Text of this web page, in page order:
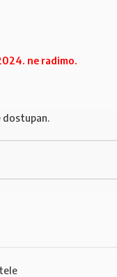
ne radimo.
dostupan.